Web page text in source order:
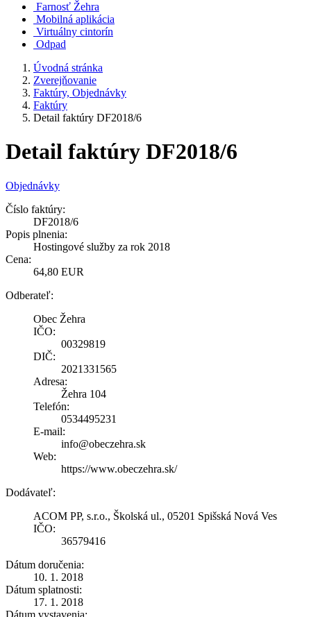
Farnosť Žehra
Mobilná aplikácia
Virtuálny cintorín
Odpad
Úvodná stránka
Zverejňovanie
Faktúry, Objednávky
Faktúry
Detail faktúry DF2018/6
Detail faktúry DF2018/6
Objednávky
Číslo faktúry:
DF2018/6
Popis plnenia:
Hostingové služby za rok 2018
Cena:
64,80 EUR
Odberateľ:
Obec Žehra
IČO:
00329819
DIČ:
2021331565
Adresa:
Žehra 104
Telefón:
0534495231
E-mail:
info@obeczehra.sk
Web:
https://www.obeczehra.sk/
Dodávateľ:
ACOM PP, s.r.o., Školská ul., 05201 Spišská Nová Ves
IČO:
36579416
Dátum doručenia:
10. 1. 2018
Dátum splatnosti:
17. 1. 2018
Dátum vystavenia: